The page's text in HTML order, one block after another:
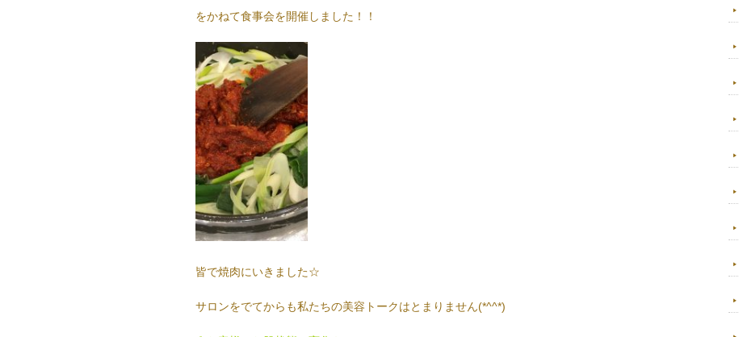
をかねて食事会を開催しました！！
皆で焼肉にいきました☆
サロンをでてからも私たちの美容トークはとまりません(*^^*)